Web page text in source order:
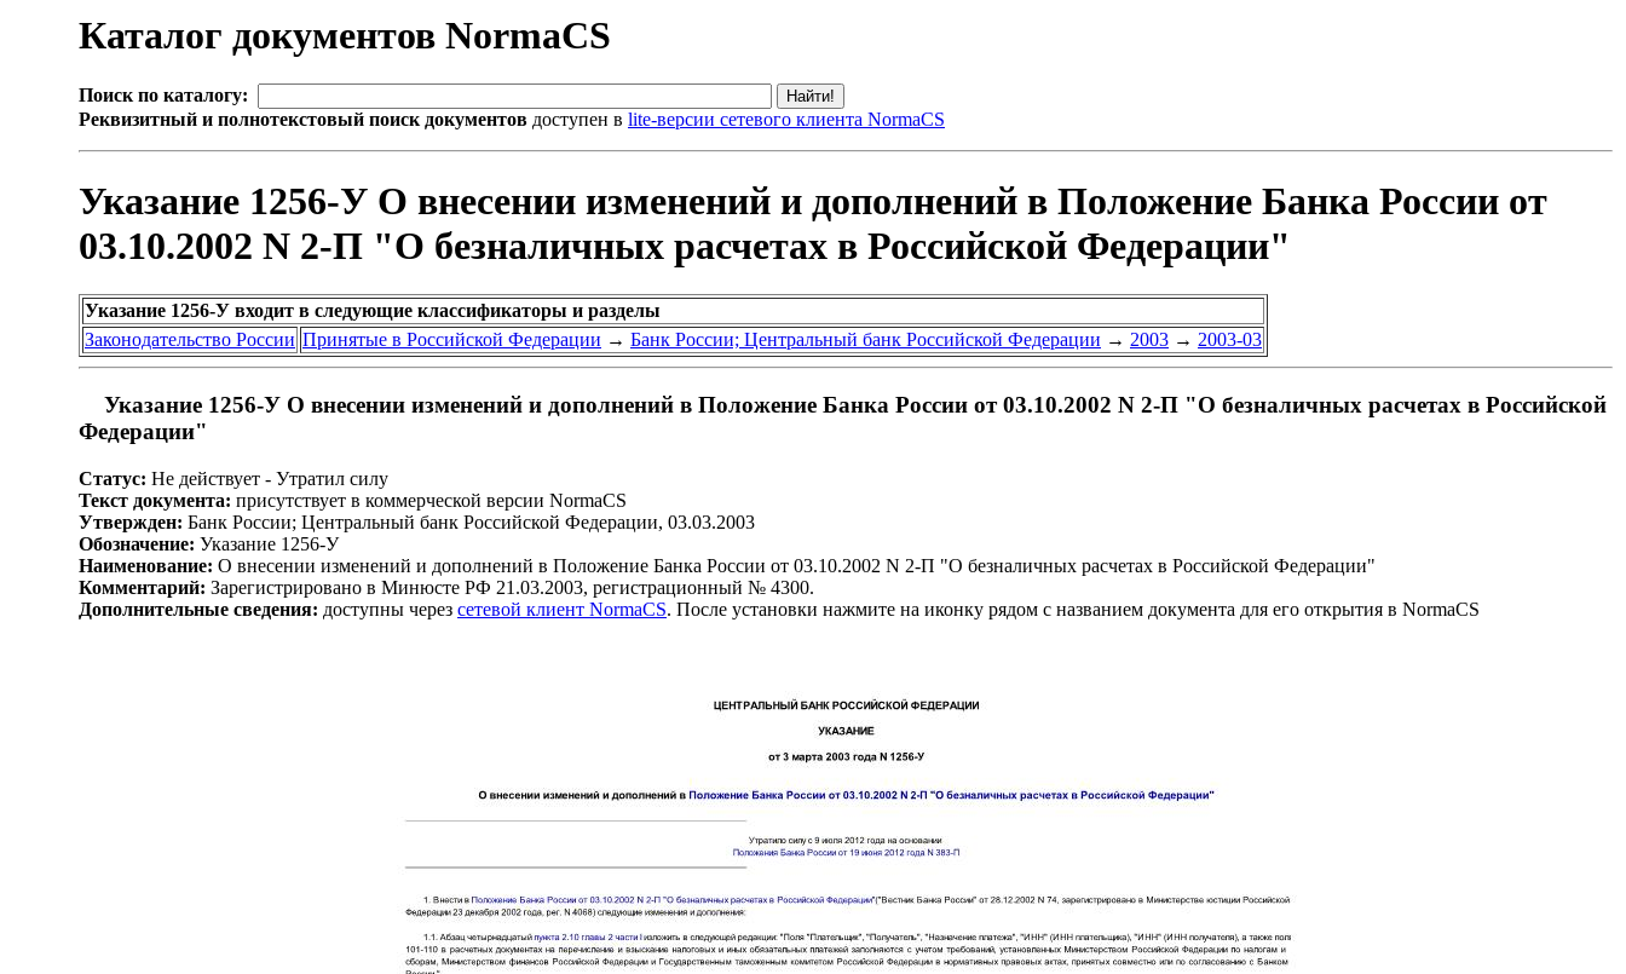
Каталог документов NormaCS
Поиск по каталогу:
Реквизитный и полнотекстовый поиск документов доступен в lite-версии сетевого клиента NormaCS
Указание 1256-У О внесении изменений и дополнений в Положение Банка России от
03.10.2002 N 2-П "О безналичных расчетах в Российской Федерации"
Указание 1256-У входит в следующие классификаторы и разделы
Законодательство России Принятые в Российской Федерации → Банк России; Центральный банк Российской Федерации → 2003 → 2003-03
Указание 1256-У О внесении изменений и дополнений в Положение Банка России от 03.10.2002 N 2-П "О безналичных расчетах в Российской
Федерации"
Статус: Не действует - Утратил силу
Текст документа: присутствует в коммерческой версии NormaCS
Утвержден: Банк России; Центральный банк Российской Федерации, 03.03.2003
Обозначение: Указание 1256-У
Наименование: О внесении изменений и дополнений в Положение Банка России от 03.10.2002 N 2-П "О безналичных расчетах в Российской Федерации"
Комментарий: Зарегистрировано в Минюсте РФ 21.03.2003, регистрационный № 4300.
Дополнительные сведения: доступны через сетевой клиент NormaCS. После установки нажмите на иконку рядом с названием документа для его открытия в NormaCS